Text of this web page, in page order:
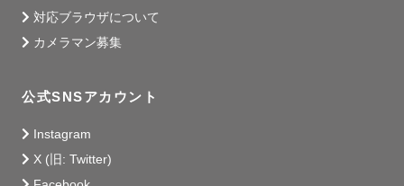
対応ブラウザについて
カメラマン募集
公式SNSアカウント
Instagram
X (旧: Twitter)